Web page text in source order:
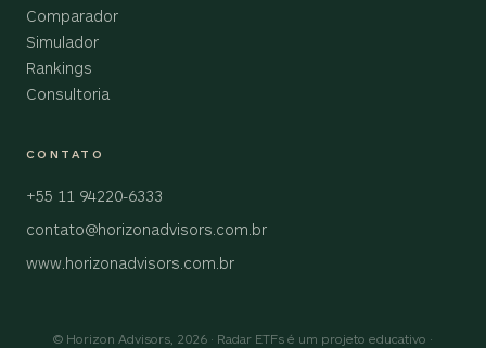
Comparador
Simulador
Rankings
Consultoria
CONTATO
+55 11 94220-6333
contato@horizonadvisors.com.br
www.horizonadvisors.com.br
© Horizon Advisors, 2026 · Radar ETFs é um projeto educativo ·